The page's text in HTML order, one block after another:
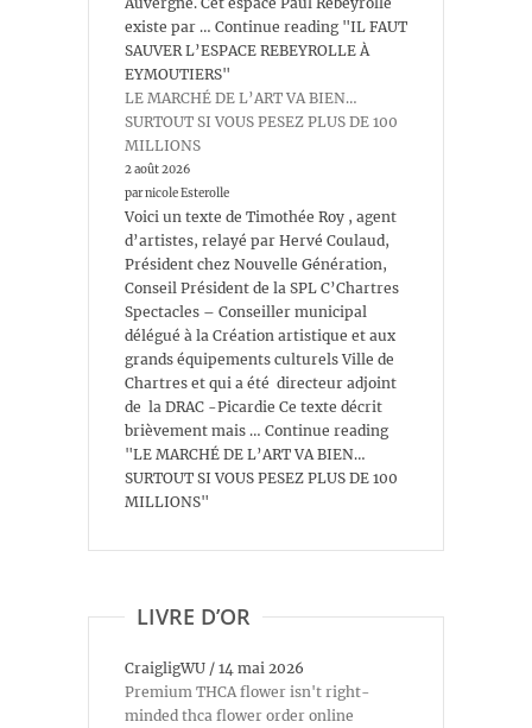
existe par … Continue reading "IL FAUT
SAUVER L’ESPACE REBEYROLLE À
EYMOUTIERS"
LE MARCHÉ DE L’ART VA BIEN…
SURTOUT SI VOUS PESEZ PLUS DE 100
MILLIONS
2 août 2026
par nicole Esterolle
Voici un texte de Timothée Roy , agent
d’artistes, relayé par Hervé Coulaud,
Président chez Nouvelle Génération,
Conseil Président de la SPL C’Chartres
Spectacles – Conseiller municipal
délégué à la Création artistique et aux
grands équipements culturels Ville de
Chartres et qui a été directeur adjoint
de la DRAC -Picardie Ce texte décrit
brièvement mais … Continue reading
"LE MARCHÉ DE L’ART VA BIEN…
SURTOUT SI VOUS PESEZ PLUS DE 100
MILLIONS"
LIVRE D’OR
CraigligWU / 14 mai 2026
Premium THCA flower isn't right-
minded thca flower order online